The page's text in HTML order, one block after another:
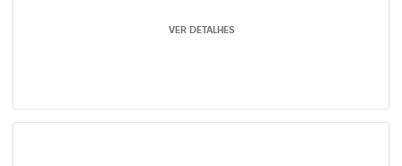
VER DETALHES